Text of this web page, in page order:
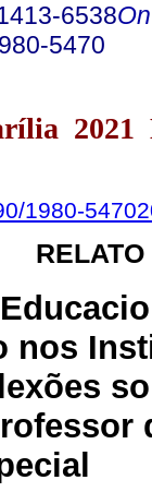
6538
5470
2021
1980-
nos